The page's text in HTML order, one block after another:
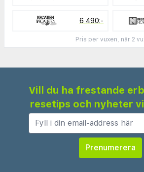
6 490:-
Pris per vuxen, när 2
Vill du ha frestande
resetips och nyheter